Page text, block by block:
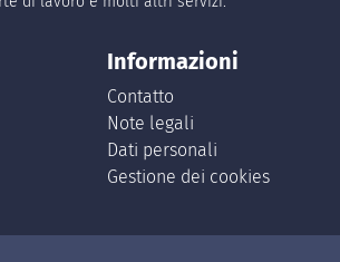
Informazioni
Contatto
Note legali
Dati personali
Gestione dei cookies